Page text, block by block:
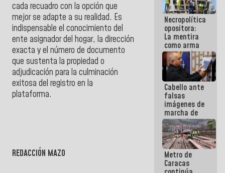
cada recuadro con la opción que
mejor se adapte a su realidad. Es
indispensable el conocimiento del
ente asignador del hogar, la dirección
exacta y el número de documento
que sustenta la propiedad o
adjudicación para la culminación
exitosa del registro en la
plataforma.
REDACCIÓN MAZO
manejo de
escombros
en La Guaira
Necropolítica
opositora:
La mentira
como arma
contra el
Pueblo
Cabello ante
falsas
imágenes de
marcha de
extremistas:
Son unos
coberos,
viven de la
mentira
Metro de
Caracas